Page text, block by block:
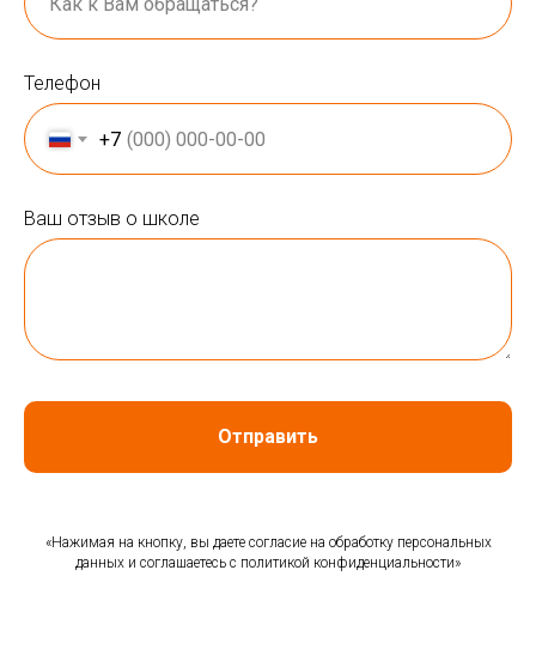
Телефон
+7
Ваш отзыв о школе
Отправить
«Нажимая на кнопку, вы даете согласие на обработку персональных
данных и соглашаетесь c политикой конфиденциальности»